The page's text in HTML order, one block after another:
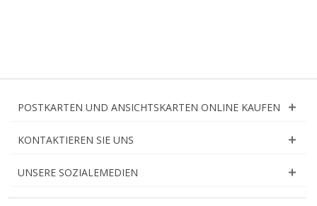
POSTKARTEN UND ANSICHTSKARTEN ONLINE KAUFEN
KONTAKTIEREN SIE UNS
UNSERE SOZIALEMEDIEN